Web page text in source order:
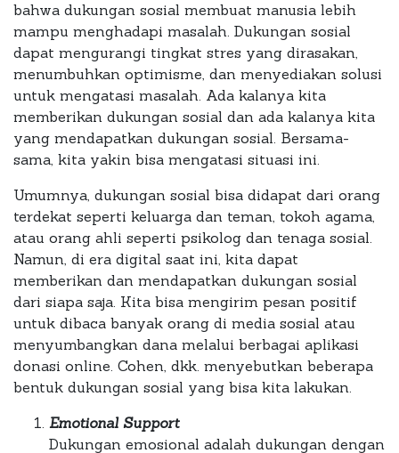
bahwa dukungan sosial membuat manusia lebih
mampu menghadapi masalah. Dukungan sosial
dapat mengurangi tingkat stres yang dirasakan,
menumbuhkan optimisme, dan menyediakan solusi
untuk mengatasi masalah. Ada kalanya kita
memberikan dukungan sosial dan ada kalanya kita
yang mendapatkan dukungan sosial. Bersama-
sama, kita yakin bisa mengatasi situasi ini.
Umumnya, dukungan sosial bisa didapat dari orang
terdekat seperti keluarga dan teman, tokoh agama,
atau orang ahli seperti psikolog dan tenaga sosial.
Namun, di era digital saat ini, kita dapat
memberikan dan mendapatkan dukungan sosial
dari siapa saja. Kita bisa mengirim pesan positif
untuk dibaca banyak orang di media sosial atau
menyumbangkan dana melalui berbagai aplikasi
donasi online. Cohen, dkk. menyebutkan beberapa
bentuk dukungan sosial yang bisa kita lakukan.
Emotional Support
Dukungan emosional adalah dukungan dengan